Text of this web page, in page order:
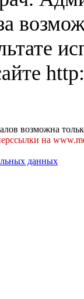
возможна
на
данных